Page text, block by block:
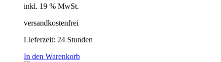
inkl. 19 % MwSt.
versandkostenfrei
Lieferzeit: 24 Stunden
In den Warenkorb